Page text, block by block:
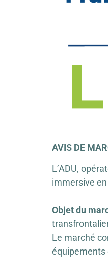
AVIS DE
L’ADU,
immersive
Objet du
Le marché
équipements